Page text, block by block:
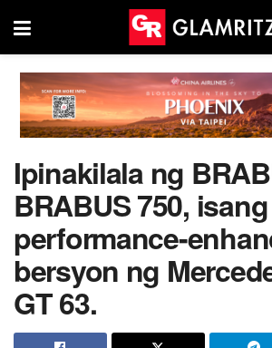
Ipinakilala ng
BRABUS 750, isang
performance-
bersyon ng
GT 63.